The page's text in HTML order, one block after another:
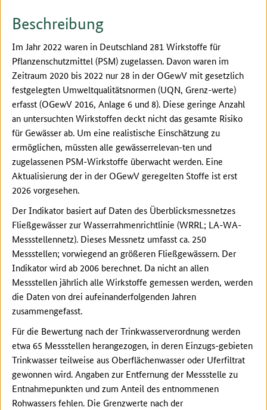
Beschreibung
Im Jahr 2022 waren in Deutschland 281 Wirkstoffe für
Pflanzenschutzmittel (PSM) zugelassen. Davon waren im
Zeitraum 2020 bis 2022 nur 28 in der OGewV mit gesetzlich
festgelegten Umweltqualitätsnormen (UQN, Grenz-werte)
erfasst (OGewV 2016, Anlage 6 und 8). Diese geringe Anzahl
an untersuchten Wirkstoffen deckt nicht das gesamte Risiko
für Gewässer ab. Um eine realistische Einschätzung zu
ermöglichen, müssten alle gewässerrelevan-ten und
zugelassenen PSM-Wirkstoffe überwacht werden. Eine
Aktualisierung der in der OGewV geregelten Stoffe ist erst
2026 vorgesehen.
Der Indikator basiert auf Daten des Überblicksmessnetzes
Fließgewässer zur Wasserrahmenrichtlinie (WRRL; LA-WA-
Messstellennetz). Dieses Messnetz umfasst ca. 250
Messstellen; vorwiegend an größeren Fließgewässern. Der
Indikator wird ab 2006 berechnet. Da nicht an allen
Messstellen jährlich alle Wirkstoffe gemessen werden, werden
die Daten von drei aufeinanderfolgenden Jahren
zusammengefasst.
Für die Bewertung nach der Trinkwasserverordnung werden
etwa 65 Messstellen herangezogen, in deren Einzugs-gebieten
Trinkwasser teilweise aus Oberflächenwasser oder Uferfiltrat
gewonnen wird. Angaben zur Entfernung der Messstelle zu
Entnahmepunkten und zum Anteil des entnommenen
Rohwassers fehlen. Die Grenzwerte nach der